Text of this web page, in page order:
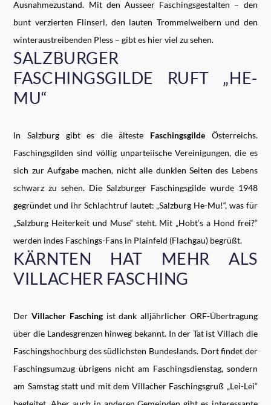
Ausnahmezustand. Mit den Ausseer Faschingsgestalten – den
bunt verzierten Flinserl, den lauten Trommelweibern und den
winteraustreibenden Pless – gibt es hier viel zu sehen.
SALZBURGER
FASCHINGSGILDE RUFT „HE-
MU“
In Salzburg gibt es die älteste Faschingsgilde Österreichs.
Faschingsgilden sind völlig unparteiische Vereinigungen, die es
sich zur Aufgabe machen, nicht alle dunklen Seiten des Lebens
schwarz zu sehen. Die Salzburger Faschingsgilde wurde 1948
gegründet und ihr Schlachtruf lautet: „Salzburg He-Mu!“, was für
„Salzburg Heiterkeit und Muse“ steht. Mit „Hobt‘s a Hond frei?“
werden indes Faschings-Fans in Plainfeld (Flachgau) begrüßt.
KÄRNTEN HAT MEHR ALS
VILLACHER FASCHING
DerVillacher Faschingist dank alljährlicher ORF-Übertragung
über die Landesgrenzen hinweg bekannt. In der Tat ist Villach die
Faschingshochburg des südlichsten Bundeslands. Dort findet der
Faschingsumzug übrigens nicht am Faschingsdienstag, sondern
am Samstag statt und mit dem Villacher Faschingsgruß „Lei-Lei“